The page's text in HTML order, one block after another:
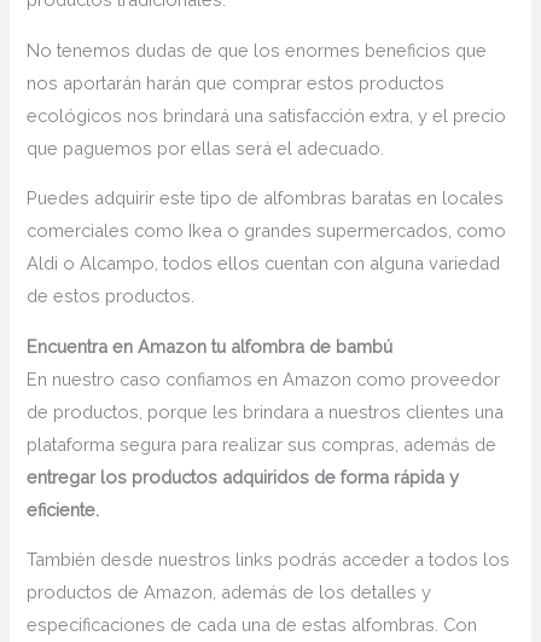
No tenemos dudas de que los enormes beneficios que
nos aportarán harán que comprar estos productos
ecológicos nos brindará una satisfacción extra, y el precio
que paguemos por ellas será el adecuado.
Puedes adquirir este tipo de alfombras baratas en locales
comerciales como Ikea o grandes supermercados, como
Aldi o Alcampo, todos ellos cuentan con alguna variedad
de estos productos.
Encuentra en Amazon tu alfombra de bambú
En nuestro caso confiamos en Amazon como proveedor
de productos, porque les brindara a nuestros clientes una
plataforma segura para realizar sus compras, además de
entregar los productos adquiridos de forma rápida y
eficiente.
También desde nuestros links podrás acceder a todos los
productos de Amazon, además de los detalles y
especificaciones de cada una de estas alfombras. Con